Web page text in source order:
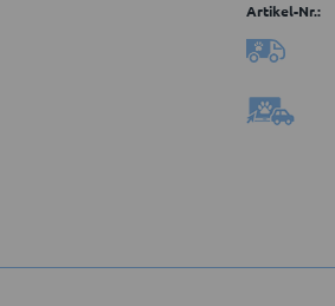
Artikel-Nr.: